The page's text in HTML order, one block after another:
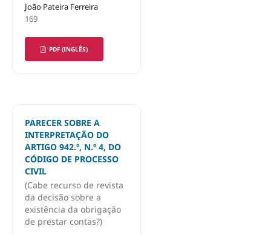
João Pateira Ferreira
169
PDF (INGLÊS)
PARECER SOBRE A
INTERPRETAÇÃO DO
ARTIGO 942.º, N.º 4, DO
CÓDIGO DE PROCESSO
CIVIL
(Cabe recurso de revista
da decisão sobre a
existência da obrigação
de prestar contas?)